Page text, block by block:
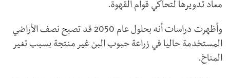
معاد تدويرها لتحاكي قوام القهوة.
وأظهرت دراسات أنه بحلول عام 2050 قد تصبح نصف الأراضي
المستخدمة حاليا في زراعة حبوب البن غير منتجة بسبب تغير
المناخ.